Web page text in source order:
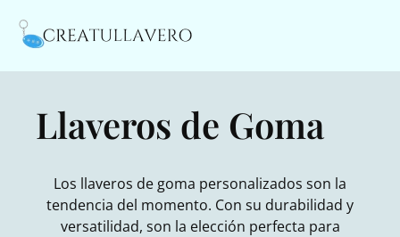
Llaveros de Goma
Los llaveros de goma personalizados son la
tendencia del momento. Con su durabilidad y
versatilidad, son la elección perfecta para